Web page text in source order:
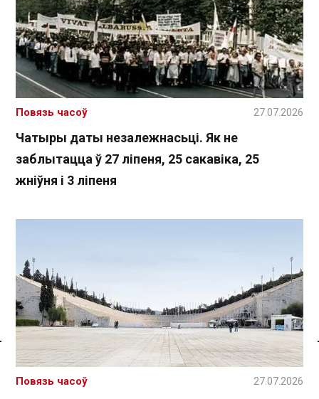
Спасылка без VPN
Чатыры даты незалежнасьці. Як не
заблытацца ў 27 ліпеня, 25 сакавіка, 25
жніўня і 3 ліпеня
Повязь часоў 27.07.2026
Повязь часоў 27.07.2026